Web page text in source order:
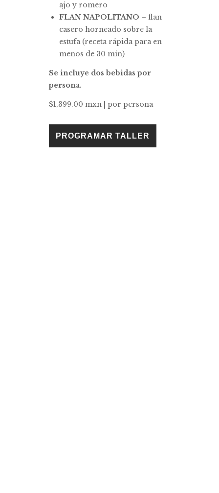
ajo y romero
FLAN NAPOLITANO – flan
casero horneado sobre la
estufa (receta rápida para en
menos de 30 min)
Se incluye dos bebidas por
persona.
$1,399.00 mxn | por persona
PROGRAMAR TALLER